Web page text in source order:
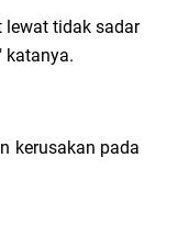
lewat tidak sadar
katanya.
kerusakan pada